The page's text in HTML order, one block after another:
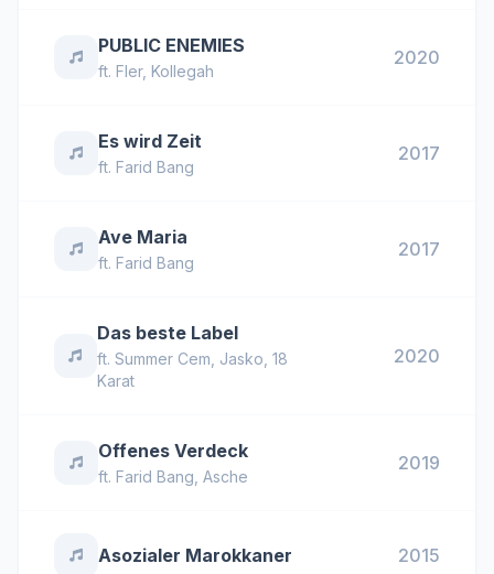
PUBLIC ENEMIES
ft. Fler, Kollegah
2020
Es wird Zeit
ft. Farid Bang
2017
Ave Maria
ft. Farid Bang
2017
Das beste Label
ft. Summer Cem Jasko 18
Karat
2020
Offenes Verdeck
ft. Farid Bang Asche
2019
Asozialer Marokkaner 2015